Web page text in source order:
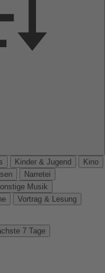
Kinder & Jugend
Kino
Narretei
Musik
Vortrag & Lesung
7 Tage